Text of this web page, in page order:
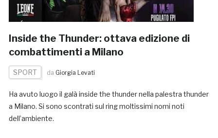
Inside the Thunder: ottava edizione di
combattimenti a Milano
SPORT da Giorgia Levati
Ha avuto luogo il galà inside the thunder nella palestra thunder
a Milano. Si sono scontrati sul ring moltissimi nomi noti
dell’ambiente.